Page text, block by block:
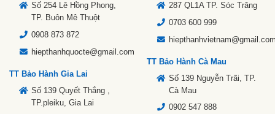
Số 254 Lê Hồng Phong,
TP. Buôn Mê Thuột
0908 873 872
hiepthanhquocte@gmail.com
TT Bảo Hành Gia Lai
Số 139 Quyết Thắng ,
TP.pleiku, Gia Lai
287 QL1A TP. Sóc Trăng
0703 600 999
TT Bảo Hành Cà Mau
Số 139 Nguyễn Trãi, TP.
Cà Mau
0902 547 888